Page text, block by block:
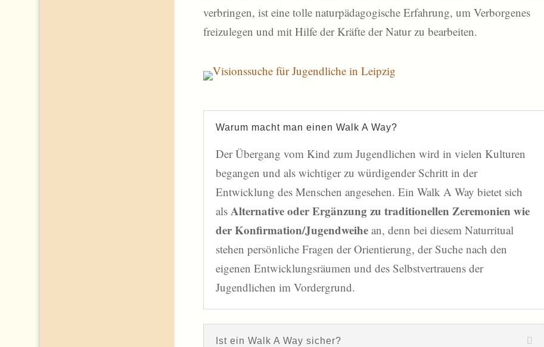
verbringen, ist eine tolle naturpädagogische Erfahrung, um Verborgenes
freizulegen und mit Hilfe der Kräfte der Natur zu bearbeiten.
Warum macht man einen Walk A Way?
Der Übergang vom Kind zum Jugendlichen wird in vielen Kulturen
begangen und als wichtiger zu würdigender Schritt in der
Entwicklung des Menschen angesehen. Ein Walk A Way bietet sich
alsAlternative oder Ergänzung zu traditionellen Zeremonien wie
der Konfirmation/Jugendweihe an, denn bei diesem Naturritual
stehen persönliche Fragen der Orientierung, der Suche nach den
eigenen Entwicklungsräumen und des Selbstvertrauens der
Jugendlichen im Vordergrund.
Ist ein Walk A Way sicher?